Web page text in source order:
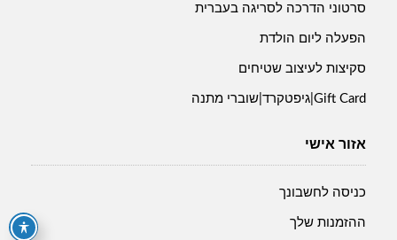
סרטוני הדרכה לסריגה בעברית
הפעלה ליום הולדת
סקיצות לעיצוב שטיחים
Gift Card|גיפטקרד|שוברי מתנה
אזור אישי
כניסה לחשבונך
ההזמנות שלך